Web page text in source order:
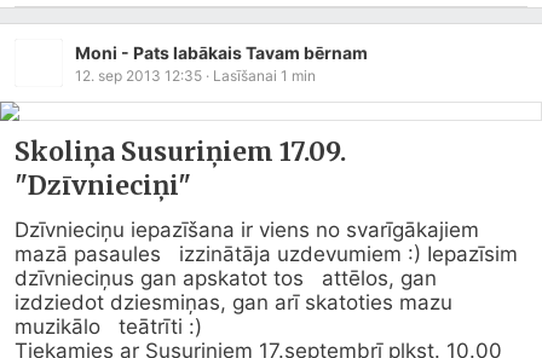
Moni - Pats labākais Tavam bērnam
12. sep 2013 12:35 · Lasīšanai 1 min
Skoliņa Susuriņiem 17.09.
"Dzīvnieciņi"
Dzīvnieciņu iepazīšana ir viens no svarīgākajiem
mazā pasaules   izzinātāja uzdevumiem :) Iepazīsim
dzīvnieciņus gan apskatot tos   attēlos, gan
izdziedot dziesmiņas, gan arī skatoties mazu
muzikālo   teātrīti :)
Tiekamies ar Susuriņiem 17.septembrī plkst. 10.00